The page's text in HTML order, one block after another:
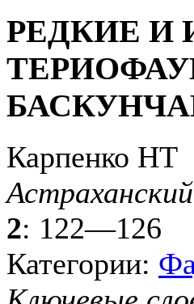
РЕДКИЕ
Карпенко НТ
2: 122—126
Категории: